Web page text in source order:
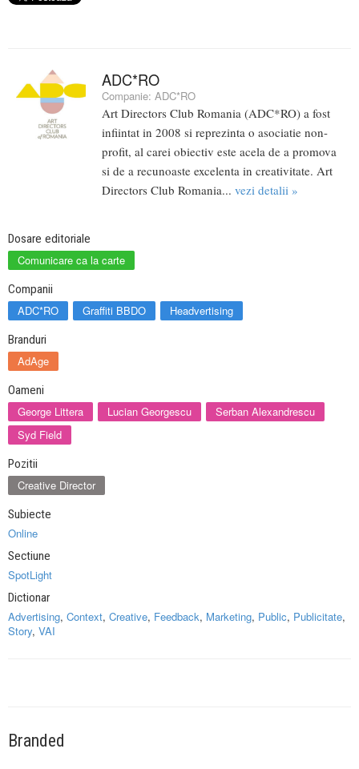
ADC*RO
Companie: ADC*RO
Art Directors Club Romania (ADC*RO) a fost
infiintat in 2008 si reprezinta o asociatie non-
profit, al carei obiectiv este acela de a promova
si de a recunoaste excelenta in creativitate. Art
Directors Club Romania... vezi detalii »
Dosare editoriale
Comunicare ca la carte
Companii
ADC*RO Graffiti BBDO Headvertising
Branduri
AdAge
Oameni
George Littera Lucian Georgescu
Serban Alexandrescu
Syd Field
Pozitii
Creative Director
Subiecte
Online
Sectiune
SpotLight
Dictionar
Advertising, Context, Creative, Feedback, Marketing, Public, Publicitate,
Story, VAI
Branded